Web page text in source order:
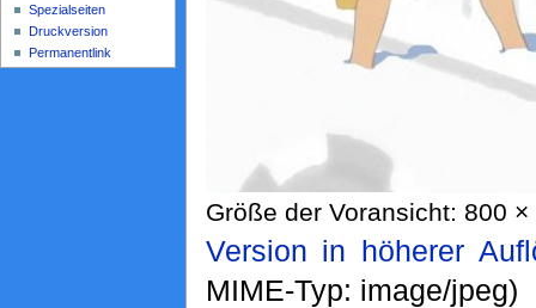
Größe der Voransicht: 800
Version in höherer
MIME-Typ: image/jpeg)
Spezialseiten
Druckversion
Permanentlink